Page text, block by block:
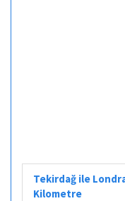
Tekirdağ ile
Kilometre